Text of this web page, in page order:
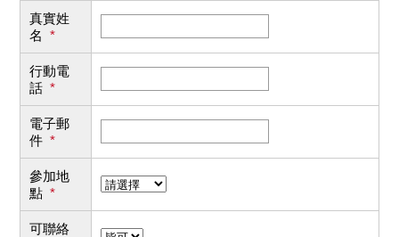
真實姓
名 *
行動電
話 *
電子郵
件 *
參加地
點 *
可聯絡